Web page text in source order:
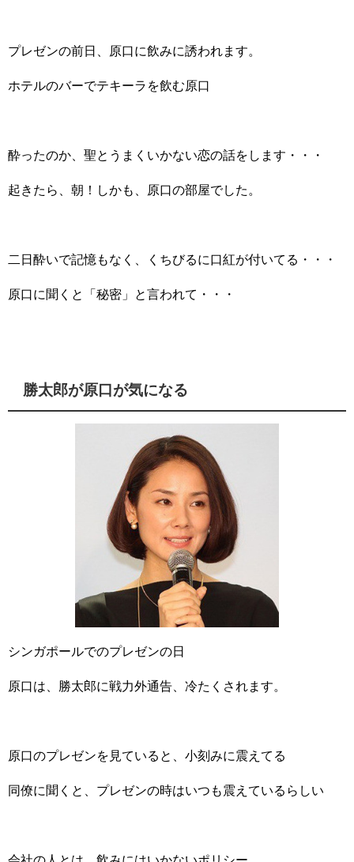
プレゼンの前日、原口に飲みに誘われます。
ホテルのバーでテキーラを飲む原口
酔ったのか、聖とうまくいかない恋の話をします・・・
起きたら、朝！しかも、原口の部屋でした。
二日酔いで記憶もなく、くちびるに口紅が付いてる・・・
原口に聞くと「秘密」と言われて・・・
勝太郎が原口が気になる
シンガポールでのプレゼンの日
原口は、勝太郎に戦力外通告、冷たくされます。
原口のプレゼンを見ていると、小刻みに震えてる
同僚に聞くと、プレゼンの時はいつも震えているらしい